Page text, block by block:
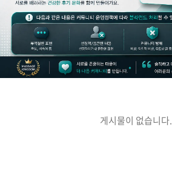
게시물이 없습니다.